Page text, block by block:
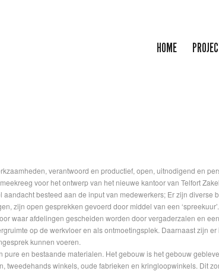
HOME
verantwoord en productief, open, uitnodigend en
voor het ontwerp van het nieuwe kantoor van Telfort
besteed aan de input van medewerkers; Er zijn diverse
zijn open gesprekken gevoerd door middel van een ‘spreekuur’.
waar afdelingen gescheiden worden door vergaderzalen en
op de werkvloer en als ontmoetingsplek. Daarnaast zijn er
kunnen voeren.
en bestaande materialen. Het gebouw is het gebouw
tweedehands winkels, oude fabrieken en kringloopwinkels. Dit